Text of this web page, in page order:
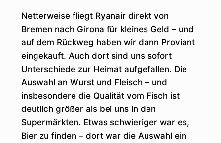
Netterweise fliegt Ryanair direkt von
Bremen nach Girona für kleines Geld – und
auf dem Rückweg haben wir dann Proviant
eingekauft. Auch dort sind uns sofort
Unterschiede zur Heimat aufgefallen. Die
Auswahl an Wurst und Fleisch – und
insbesondere die Qualität vom Fisch ist
deutlich größer als bei uns in den
Supermärkten. Etwas schwieriger war es,
Bier zu finden – dort war die Auswahl ein